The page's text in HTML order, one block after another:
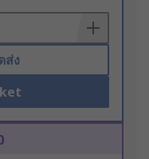
ส่ง